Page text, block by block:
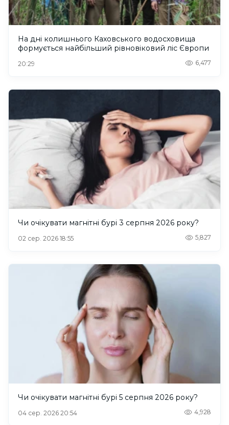
На дні колишнього Каховського водосховища
формується найбільший рівновіковий ліс Європи
20:29 6,477
Чи очікувати магнітні бурі 3 серпня 2026 року?
02 сер. 2026 18:55 5,827
Чи очікувати магнітні бурі 5 серпня 2026 року?
04 сер. 2026 20:54 4,928